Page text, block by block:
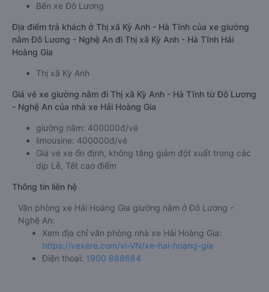
Bến xe Đô Lương
Địa điểm trả khách ở Thị xã Kỳ Anh - Hà Tĩnh của xe giường
nằm Đô Lương - Nghệ An đi Thị xã Kỳ Anh - Hà Tĩnh Hải
Hoàng Gia
Thị xã Kỳ Anh
Giá vé xe giường nằm đi Thị xã Kỳ Anh - Hà Tĩnh từ Đô Lương
- Nghệ An của nhà xe Hải Hoàng Gia
giường nằm: 400000đ/vé
limousine: 400000đ/vé
Giá vé xe ổn định, không tăng giảm đột xuất trong các
dịp Lễ, Tết cao điểm
Thông tin liên hệ
Văn phòng xe Hải Hoàng Gia giường nằm ở Đô Lương -
Nghệ An:
Xem địa chỉ văn phòng nhà xe Hải Hoàng Gia:
https://vexere.com/vi-VN/xe-hai-hoang-gia
Điện thoại: 1900 888684